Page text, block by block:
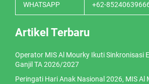
WHATSAPP +62-
Artikel Terbaru
Operator MIS Al Mourky Ikuti Sinkronisasi
Ganjil TA 2026/2027
Peringati Hari Anak Nasional 2026, MIS Al